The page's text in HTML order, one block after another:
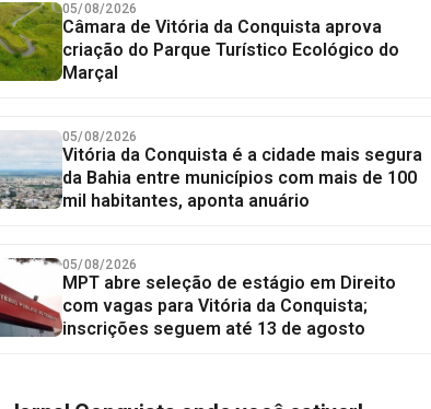
05/08/2026
Câmara de Vitória da Conquista aprova
criação do Parque Turístico Ecológico do
Marçal
05/08/2026
Vitória da Conquista é a cidade mais segura
da Bahia entre municípios com mais de 100
mil habitantes, aponta anuário
05/08/2026
MPT abre seleção de estágio em Direito
com vagas para Vitória da Conquista;
inscrições seguem até 13 de agosto